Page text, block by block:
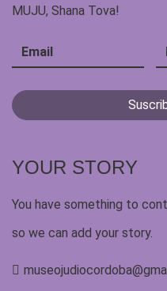
MUJU, Shana Tova!
YOUR STORY
You have something to
so we can add your story.